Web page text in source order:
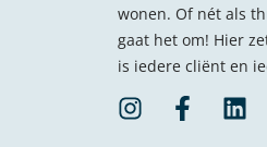
wonen. Of nét als
gaat het om! Hier
is iedere cliënt en